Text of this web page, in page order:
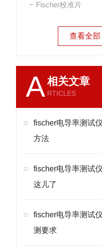
Fischer校准片
查看全部
A相关文章
RTICLES
fischer电导率测试
方法
fischer电导率测试
这儿了
fischer电导率测试
测要求